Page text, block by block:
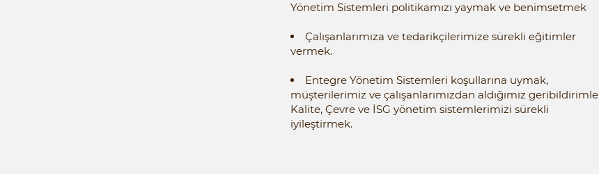
Yönetim Sistemleri politikamızı yaymak ve benimsetmek
Çalışanlarımıza ve tedarikçilerimize sürekli eğitimler
vermek.
Entegre Yönetim Sistemleri koşullarına uymak,
müşterilerimiz ve çalışanlarımızdan aldığımız geribildirimle
Kalite, Çevre ve İSG yönetim sistemlerimizi sürekli
iyileştirmek.